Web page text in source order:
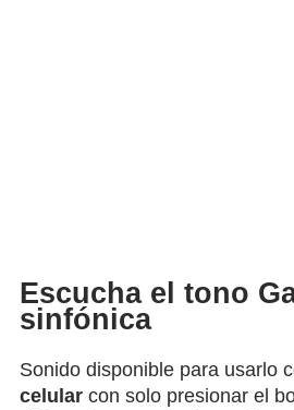
Escucha el tono
sinfónica
Sonido disponible para usarlo
celular con solo presionar el